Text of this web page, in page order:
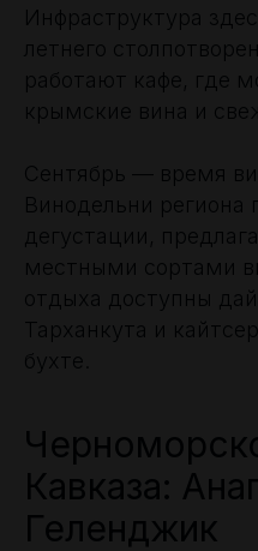
Инфраструктура
летнего
работают кафе, где
крымские вина и
Сентябрь — время
Винодельни региона
дегустации,
местными сортами
отдыха доступны
Тарханкута и
бухте.
Кавказа:
Геленджик